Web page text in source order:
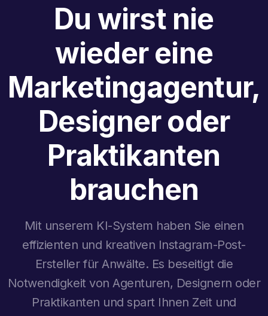
Du wirst nie
wieder eine
Marketingagentur,
Designer oder
Praktikanten
brauchen
Mit unserem KI-System haben Sie einen
effizienten und kreativen Instagram-Post-
Ersteller für Anwälte. Es beseitigt die
Notwendigkeit von Agenturen, Designern oder
Praktikanten und spart Ihnen Zeit und